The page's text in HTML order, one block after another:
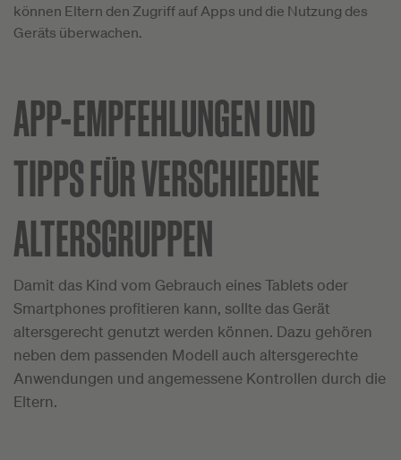
können Eltern den Zugriff auf Apps und die Nutzung des
Geräts überwachen.
APP-EMPFEHLUNGEN UND
TIPPS FÜR VERSCHIEDENE
ALTERSGRUPPEN
Damit das Kind vom Gebrauch eines Tablets oder
Smartphones profitieren kann, sollte das Gerät
altersgerecht genutzt werden können. Dazu gehören
neben dem passenden Modell auch altersgerechte
Anwendungen und angemessene Kontrollen durch die
Eltern.